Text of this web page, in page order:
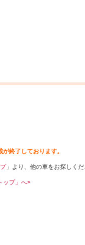
終了しております。
」より、他の車をお探しくだ
ップ」へ>